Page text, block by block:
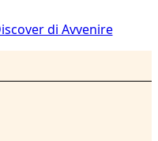
di Avvenire